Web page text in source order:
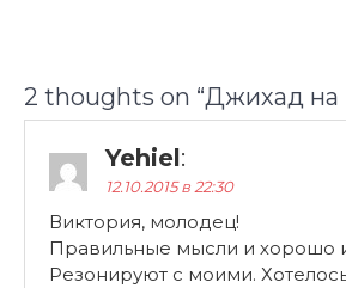
2 thoughts on “Джихад
Yehiel:
12.10.2015 в 22:30
Виктория, молодец!
Правильные мысли и хорошо
Резонируют с моими.